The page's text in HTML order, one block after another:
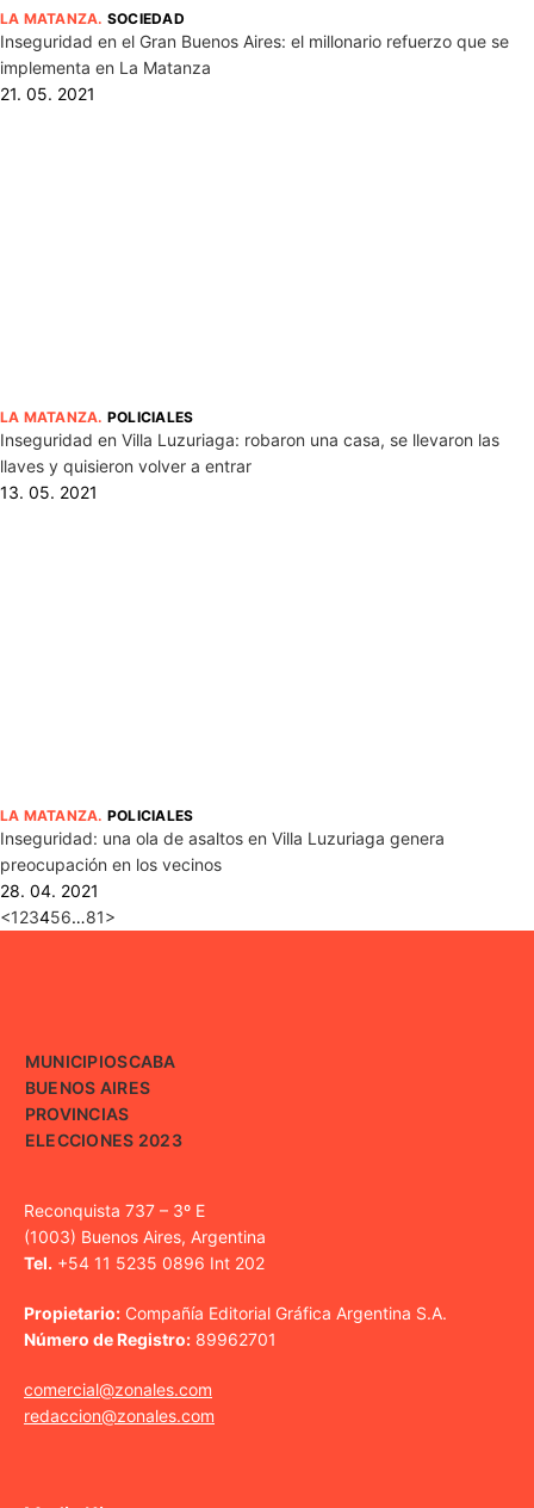
LA MATANZA. SOCIEDAD
Inseguridad en el Gran Buenos Aires: el millonario refuerzo que se
implementa en La Matanza
21. 05. 2021
LA MATANZA. POLICIALES
Inseguridad en Villa Luzuriaga: robaron una casa, se llevaron las
llaves y quisieron volver a entrar
13. 05. 2021
LA MATANZA. POLICIALES
Inseguridad: una ola de asaltos en Villa Luzuriaga genera
preocupación en los vecinos
28. 04. 2021
<123456…81>
MUNICIPIOSCABA
BUENOS AIRES
PROVINCIAS
ELECCIONES 2023
Reconquista 737 – 3º E
(1003) Buenos Aires, Argentina
Tel. +54 11 5235 0896 Int 202
Propietario: Compañía Editorial Gráfica Argentina S.A.
Número de Registro: 89962701
comercial@zonales.com
redaccion@zonales.com